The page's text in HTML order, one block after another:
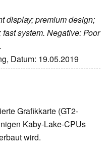
display; premium design;
system. Negative: Poor
Datum: 19.05.2019
Grafikkarte (GT2-
Kaby-Lake-CPUs
wird.